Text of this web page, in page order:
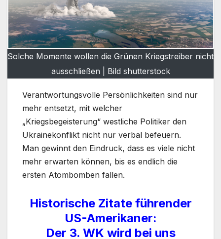
Solche Momente wollen die Grünen Kriegstreiber nicht
ausschließen | Bild shutterstock
Verantwortungsvolle Persönlichkeiten sind nur
mehr entsetzt, mit welcher
„Kriegsbegeisterung“ westliche Politiker den
Ukrainekonflikt nicht nur verbal befeuern.
Man gewinnt den Eindruck, dass es viele nicht
mehr erwarten können, bis es endlich die
ersten Atombomben fallen.
Historische Zitate führender
US-Amerikaner:
Der 3. WK wird bei uns